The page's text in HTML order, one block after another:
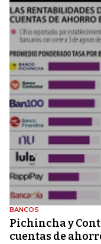
BANCOS
Pichincha y
cuentas de